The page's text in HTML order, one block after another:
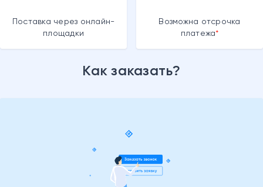
Поставка через онлайн-
площадки
Возможна отсрочка
платежа
Как заказать?